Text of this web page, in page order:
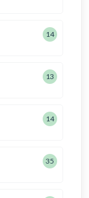
14
13
14
35